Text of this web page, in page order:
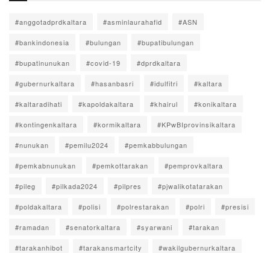
#anggotadprdkaltara #asminlaurahafid #ASN
#bankindonesia #bulungan #bupatibulungan
#bupatinunukan #covid-19 #dprdkaltara
#gubernurkaltara #hasanbasri #idulfitri #kaltara
#kaltaradihati #kapoldakaltara #khairul #konikaltara
#kontingenkaltara #kormikaltara #KPwBIprovinsikaltara
#nunukan #pemilu2024 #pemkabbulungan
#pemkabnunukan #pemkottarakan #pemprovkaltara
#pileg #pilkada2024 #pilpres #pjwalikotatarakan
#poldakaltara #polisi #polrestarakan #polri #presisi
#ramadan #senatorkaltara #syarwani #tarakan
#tarakanhibot #tarakansmartcity #wakilgubernurkaltara